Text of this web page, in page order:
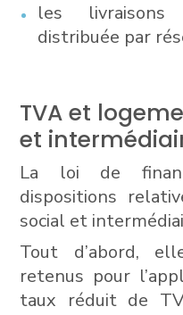
les livraisons
distribuée par
TVA et
et
La loi de
dispositions
social et
Tout d’abord,
retenus pour
taux réduit de